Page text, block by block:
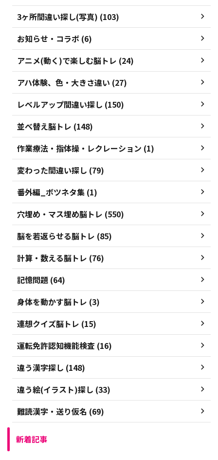
3ヶ所間違い探し(写真) (103)
お知らせ・コラボ (6)
アニメ(動く)で楽しむ脳トレ (24)
アハ体験、色・大きさ違い (27)
レベルアップ間違い探し (150)
並べ替え脳トレ (148)
作業療法・指体操・レクレーション (1)
変わった間違い探し (79)
番外編_ボツネタ集 (1)
穴埋め・マス埋め脳トレ (550)
脳を若返らせる脳トレ (85)
計算・数える脳トレ (76)
記憶問題 (64)
身体を動かす脳トレ (3)
連想クイズ脳トレ (15)
運転免許認知機能検査 (16)
違う漢字探し (148)
違う絵(イラスト)探し (33)
難読漢字・送り仮名 (69)
新着記事